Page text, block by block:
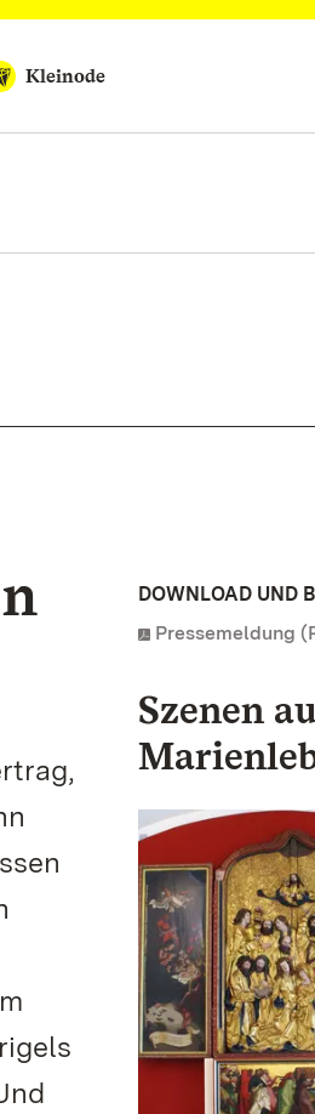
Kleinode
DOWNLOAD UND
Pressemeldung
Szenen